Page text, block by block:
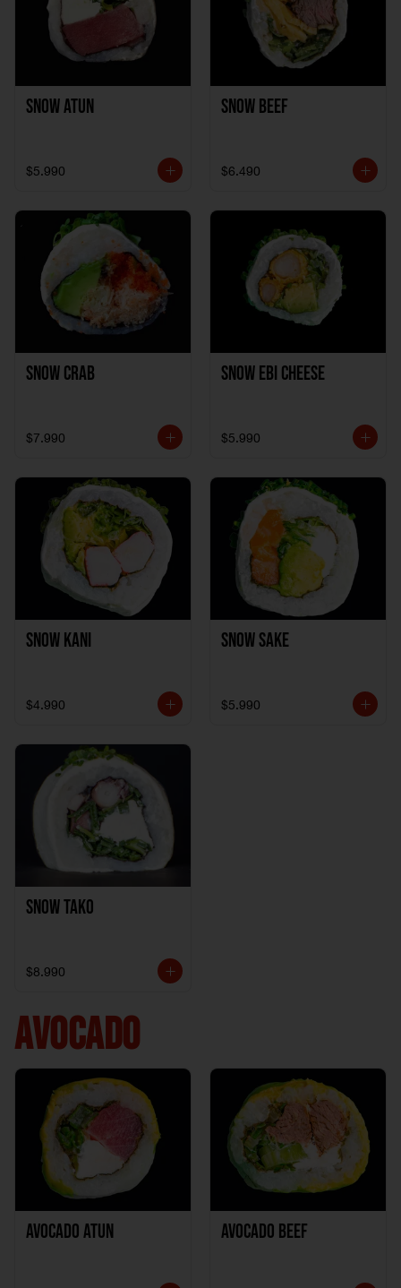
Snow Atun
$5.990
Snow Beef
$6.490
Snow Crab
$7.990
Snow Ebi Cheese
$5.990
Snow Kani
$4.990
Snow Sake
$5.990
Snow Tako
$8.990
AVOCADO
Avocado Atun Avocado Beef